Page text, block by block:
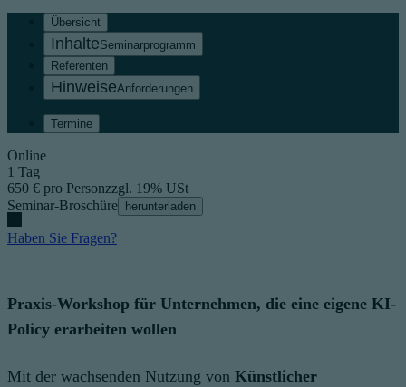
Übersicht
Seminarprogramm
Referenten
Anforderungen
Termine
Online
1 Tag
650 € pro Personzzgl. 19% USt
Seminar-Broschüre
herunterladen
Haben Sie Fragen?
Praxis-Workshop für Unternehmen, die eine eigene KI-
Policy erarbeiten wollen
Mit der wachsenden Nutzung von Künstlicher